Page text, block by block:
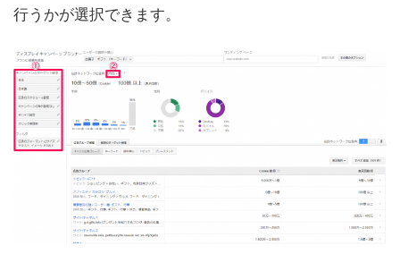
行うかが選択できます。